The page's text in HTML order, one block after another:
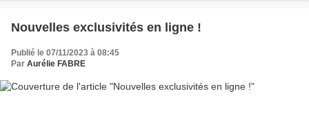
Nouvelles exclusivités en ligne !
Publié le 07/11/2023 à 08:45
Par Aurélie FABRE